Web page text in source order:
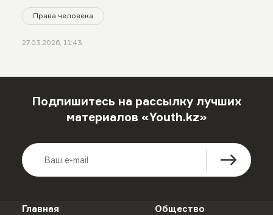
Права человека
27.03.2026, 11:43
Подпишитесь на рассылку лучших
материалов «Youth.kz»
Главная
Общество